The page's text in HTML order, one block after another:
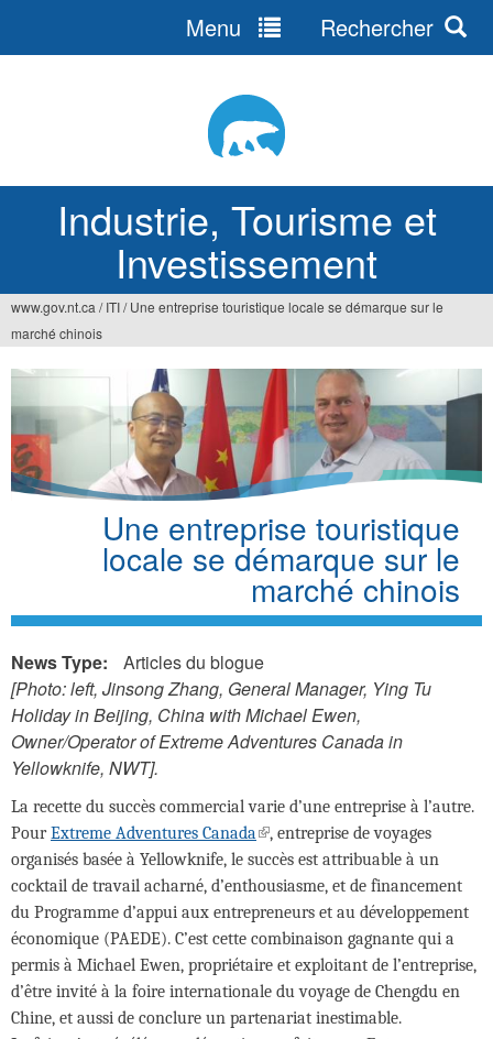
Industrie, Tourisme et
Investissement
Menu Rechercher
Vous
êtes
ici
www.gov.nt.ca / ITI/ Une entreprise touristique locale se démarque sur le
marché chinois
Une entreprise touristique
locale se démarque sur le
marché chinois
News Type:
Articles du blogue
[Photo: left, Jinsong Zhang, General Manager, Ying Tu
Holiday in Beijing, China with Michael Ewen,
Owner/Operator of Extreme Adventures Canada in
Yellowknife, NWT].
La recette du succès commercial varie d’une entreprise à l’autre.
PourExtreme Adventures Canada(link
is
external)
, entreprise de voyages
organisés basée à Yellowknife, le succès est attribuable à un
cocktail de travail acharné, d’enthousiasme, et de financement
du Programme d’appui aux entrepreneurs et au développement
économique (PAEDE). C’est cette combinaison gagnante qui a
permis à Michael Ewen, propriétaire et exploitant de l’entreprise,
d’être invité à la foire internationale du voyage de Chengdu en
Chine, et aussi de conclure un partenariat inestimable.